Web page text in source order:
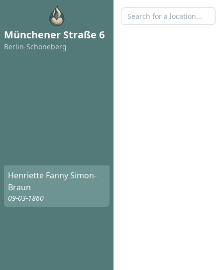
Münchener Straße 6
Berlin-Schöneberg
Henriette Fanny Simon-
Braun
09-03-1860